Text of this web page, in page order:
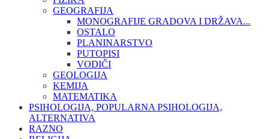
GEOGRAFIJA
MONOGRAFIJE GRADOVA I DRŽAVA...
OSTALO
PLANINARSTVO
PUTOPISI
VODIČI
GEOLOGIJA
KEMIJA
MATEMATIKA
PSIHOLOGIJA, POPULARNA PSIHOLOGIJA,
ALTERNATIVA
RAZNO